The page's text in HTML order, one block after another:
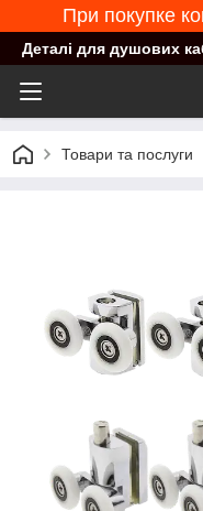
При покупке
Деталі для душових
Товари та послуги